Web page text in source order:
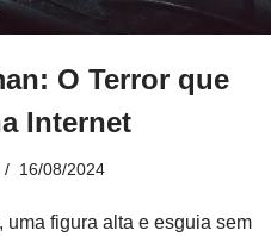
O Terror que
Internet
16/08/2024
uma figura alta e esguia sem